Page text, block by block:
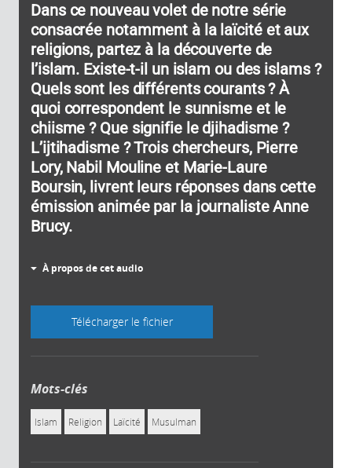
Dans ce nouveau volet de notre série
consacrée notamment à la laïcité et aux
religions, partez à la découverte de
l’islam. Existe-t-il un islam ou des islams ?
Quels sont les différents courants ? À
quoi correspondent le sunnisme et le
chiisme ? Que signifie le djihadisme ?
L’ijtihadisme ? Trois chercheurs, Pierre
Lory, Nabil Mouline et Marie-Laure
Boursin, livrent leurs réponses dans cette
émission animée par la journaliste Anne
Brucy.
À propos de cet audio
Télécharger le fichier
Mots-clés
Islam Religion Laïcité Musulman